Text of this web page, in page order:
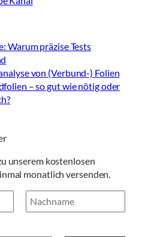
Warum präzise Tests
von (Verbund-) Folien
– so gut wie nötig oder
unserem kostenlosen
monatlich versenden.